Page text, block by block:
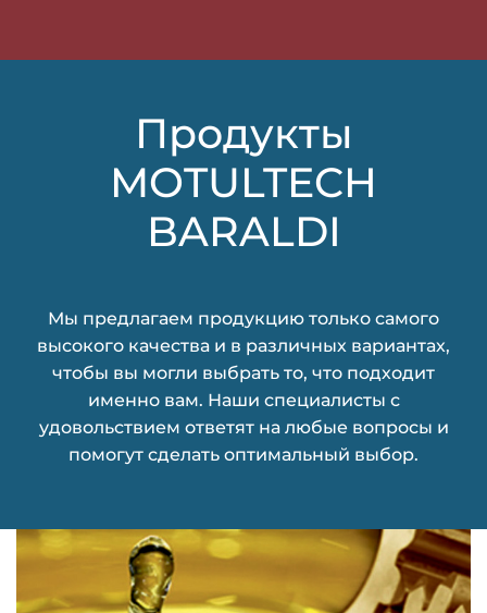
Продукты
MOTULTECH
BARALDI
Мы предлагаем продукцию только самого
высокого качества и в различных вариантах,
чтобы вы могли выбрать то, что подходит
именно вам. Наши специалисты с
удовольствием ответят на любые вопросы и
помогут сделать оптимальный выбор.